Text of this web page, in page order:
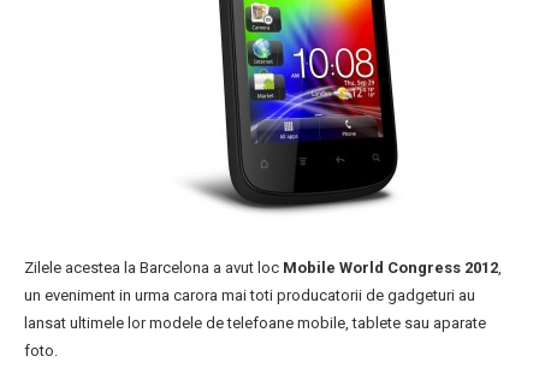
Zilele acestea la Barcelona a avut loc Mobile World Congress 2012,
un eveniment in urma carora mai toti producatorii de gadgeturi au
lansat ultimele lor modele de telefoane mobile, tablete sau aparate
foto.